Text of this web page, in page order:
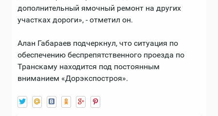
дополнительный ямочный ремонт на других
участках дороги», - отметил он.
Алан Габараев подчеркнул, что ситуация по
обеспечению беспрепятственного проезда по
Транскаму находится под постоянным
вниманием «Дорэкспостроя».